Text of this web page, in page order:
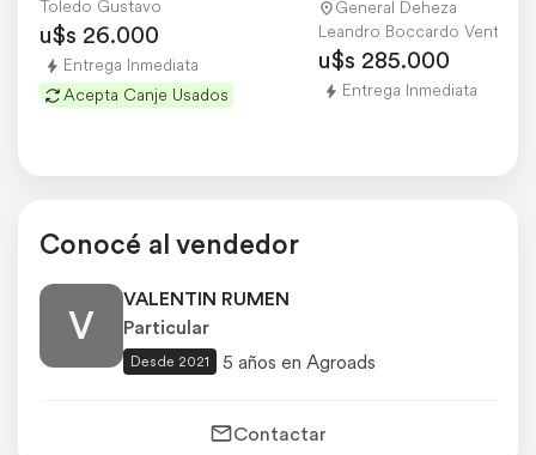
Toledo Gustavo
u$s 26.000
Entrega Inmediata
Acepta Canje Usados
General Deheza
Leandro Boccardo Ventas
u$s 285.000
Entrega Inmediata
Conocé al vendedor
V
VALENTIN RUMEN
Particular
Desde 2021 5 años en Agroads
Contactar